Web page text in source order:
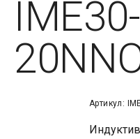
IME30-
Артикул: